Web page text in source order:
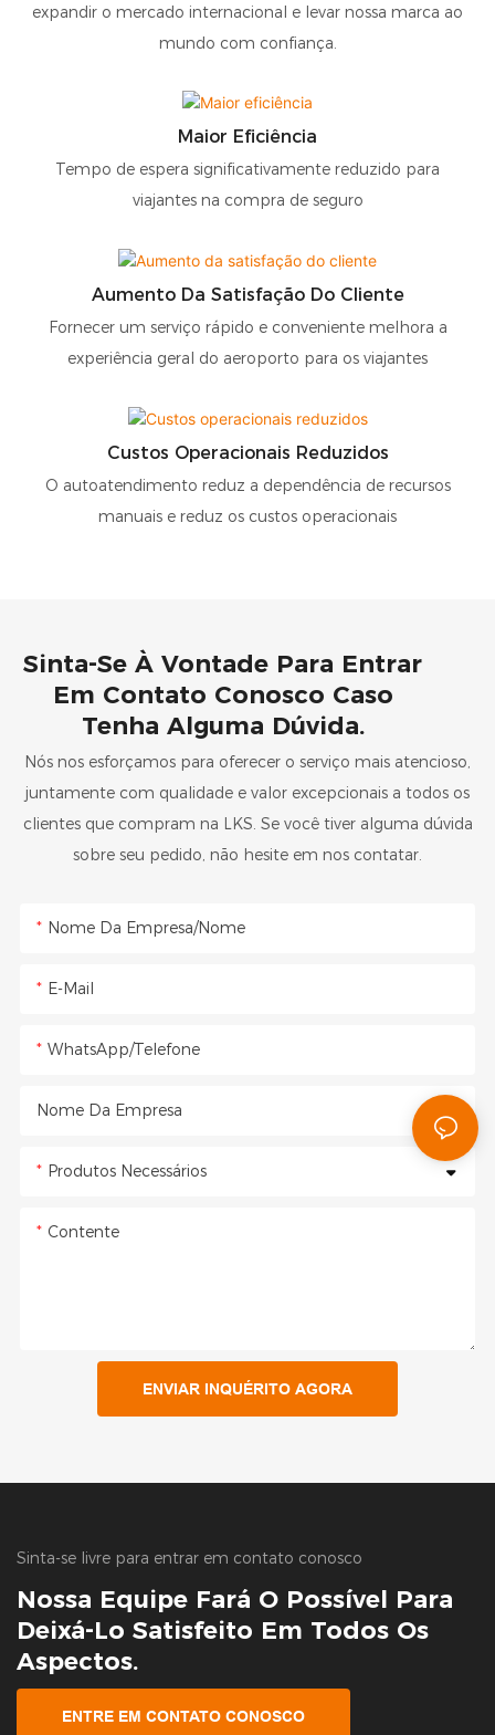
expandir o mercado internacional e levar nossa marca ao
mundo com confiança.
Maior Eficiência
Tempo de espera significativamente reduzido para
viajantes na compra de seguro
Aumento Da Satisfação Do Cliente
Fornecer um serviço rápido e conveniente melhora a
experiência geral do aeroporto para os viajantes
Custos Operacionais Reduzidos
O autoatendimento reduz a dependência de recursos
manuais e reduz os custos operacionais
Sinta-Se À Vontade Para Entrar
Em Contato Conosco Caso
Tenha Alguma Dúvida.
Nós nos esforçamos para oferecer o serviço mais atencioso,
juntamente com qualidade e valor excepcionais a todos os
clientes que compram na LKS. Se você tiver alguma dúvida
sobre seu pedido, não hesite em nos contatar.
Nome Da Empresa/Nome
E-Mail
WhatsApp/Telefone
Nome Da Empresa
Produtos Necessários
Contente
ENVIAR INQUÉRITO AGORA
Sinta-se livre para entrar em contato conosco
Nossa Equipe Fará O Possível Para
Deixá-Lo Satisfeito Em Todos Os
Aspectos.
ENTRE EM CONTATO CONOSCO